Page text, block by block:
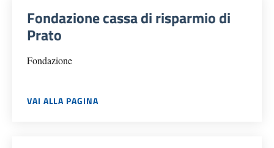
Fondazione cassa di risparmio di
Prato
Fondazione
VAI ALLA PAGINA